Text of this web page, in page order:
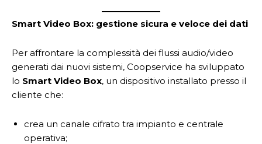
Smart Video Box: gestione sicura e veloce dei dati
Per affrontare la complessità dei flussi audio/video
generati dai nuovi sistemi, Coopservice ha sviluppato
lo Smart Video Box, un dispositivo installato presso il
cliente che:
crea un canale cifrato tra impianto e centrale
operativa;